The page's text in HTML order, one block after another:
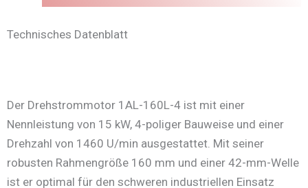
Technisches Datenblatt
Der Drehstrommotor 1AL-160L-4 ist mit einer
Nennleistung von 15 kW, 4-poliger Bauweise und einer
Drehzahl von 1460 U/min ausgestattet. Mit seiner
robusten Rahmengröße 160 mm und einer 42-mm-Welle
ist er optimal für den schweren industriellen Einsatz